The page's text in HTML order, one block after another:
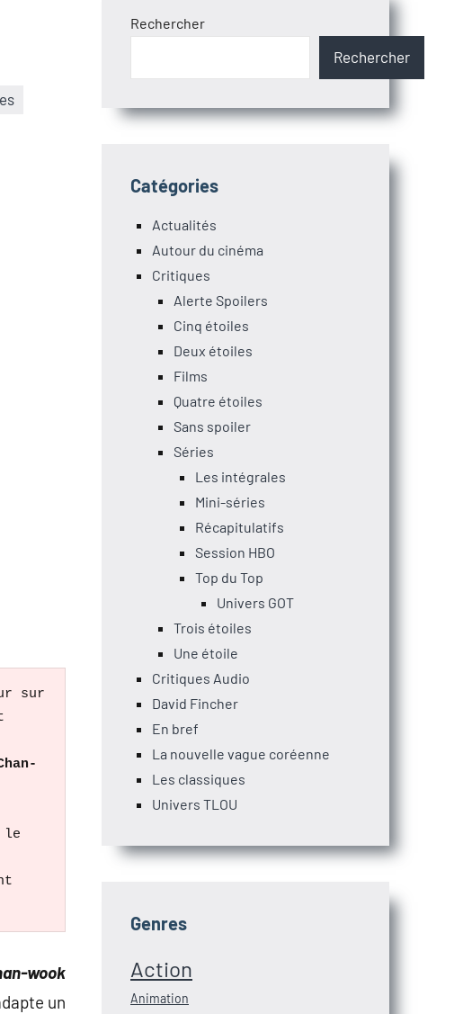
sur
le
wook
un
Rechercher
Rechercher
Catégories
Actualités
Autour du cinéma
Critiques
Alerte Spoilers
Cinq étoiles
Deux étoiles
Films
Quatre étoiles
Sans spoiler
Séries
Les intégrales
Mini-séries
Récapitulatifs
Session HBO
Top du Top
Univers GOT
Trois étoiles
Une étoile
Critiques Audio
David Fincher
En bref
La nouvelle vague coréenne
Les classiques
Univers TLOU
Genres
Action
Animation